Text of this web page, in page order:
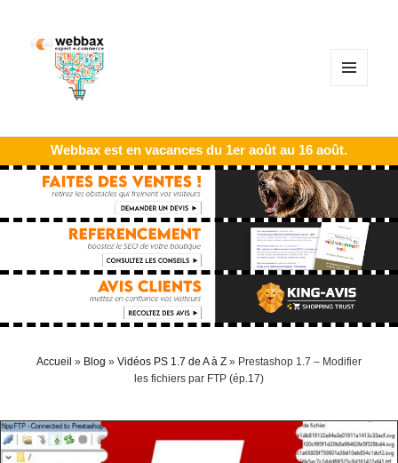
Webbax est en vacances du 1er août au 16 août.
Accueil » Blog » Vidéos PS 1.7 de A à Z » Prestashop 1.7 – Modifier
les fichiers par FTP (ép.17)